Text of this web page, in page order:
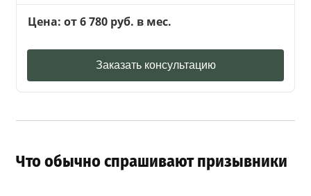
Цена: от 6 780 руб. в мес.
Заказать консультацию
Что обычно спрашивают призывники